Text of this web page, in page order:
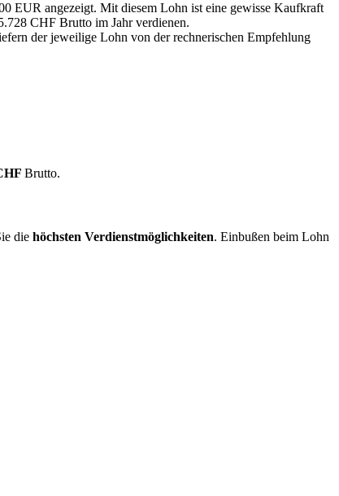
EUR angezeigt. Mit diesem Lohn ist eine gewisse Kaufkraft
CHF Brutto im Jahr verdienen.
der jeweilige Lohn von der rechnerischen Empfehlung
Brutto.
die höchsten Verdienstmöglichkeiten. Einbußen beim Lohn